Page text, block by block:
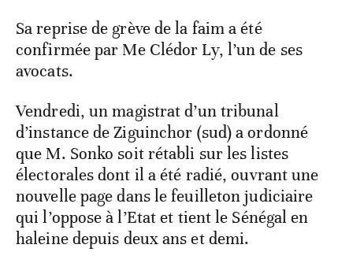
Sa reprise de grève de la faim a été
confirmée par Me Clédor Ly, l’un de ses
avocats.
Vendredi, un magistrat d’un tribunal
d’instance de Ziguinchor (sud) a ordonné
que M. Sonko soit rétabli sur les listes
électorales dont il a été radié, ouvrant une
nouvelle page dans le feuilleton judiciaire
qui l’oppose à l’Etat et tient le Sénégal en
haleine depuis deux ans et demi.